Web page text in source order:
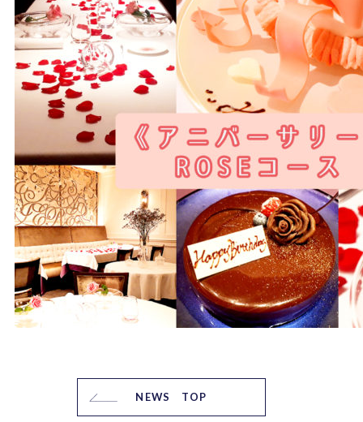
NEWS TOP